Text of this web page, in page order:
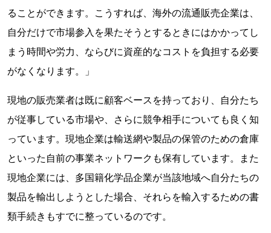
ることができます。こうすれば、海外の流通販売企業は、
自分だけで市場参入を果たそうとするときにはかかってし
まう時間や労力、ならびに資産的なコストを負担する必要
がなくなります。」
現地の販売業者は既に顧客ベースを持っており、自分たち
が従事している市場や、さらに競争相手についても良く知
っています。現地企業は輸送網や製品の保管のための倉庫
といった自前の事業ネットワークも保有しています。また
現地企業には、多国籍化学品企業が当該地域へ自分たちの
製品を輸出しようとした場合、それらを輸入するための書
類手続きもすでに整っているのです。